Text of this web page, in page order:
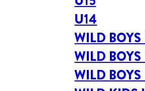
U14
WILD BOYS
WILD BOYS
WILD BOYS